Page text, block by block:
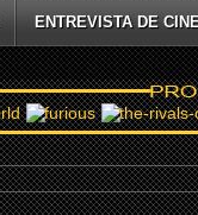
ENTREVISTA DE